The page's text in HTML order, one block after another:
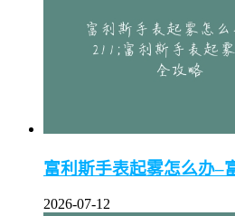
富利斯手表起雾怎么办–
2026-07-12